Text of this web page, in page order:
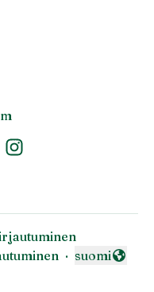
·
Vaihda kieli
suomi